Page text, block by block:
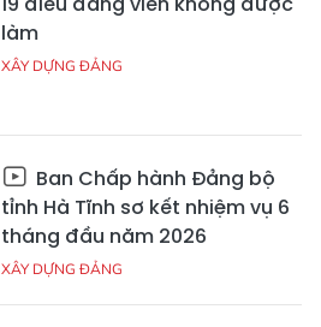
làm
XÂY DỰNG ĐẢNG
Ban Chấp hành Đảng bộ
tỉnh Hà Tĩnh sơ kết nhiệm vụ 6
tháng đầu năm 2026
XÂY DỰNG ĐẢNG